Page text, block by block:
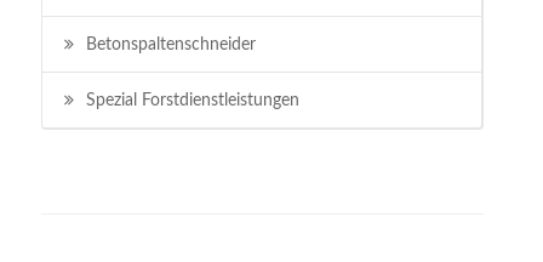
Betonspaltenschneider
Spezial Forstdienstleistungen